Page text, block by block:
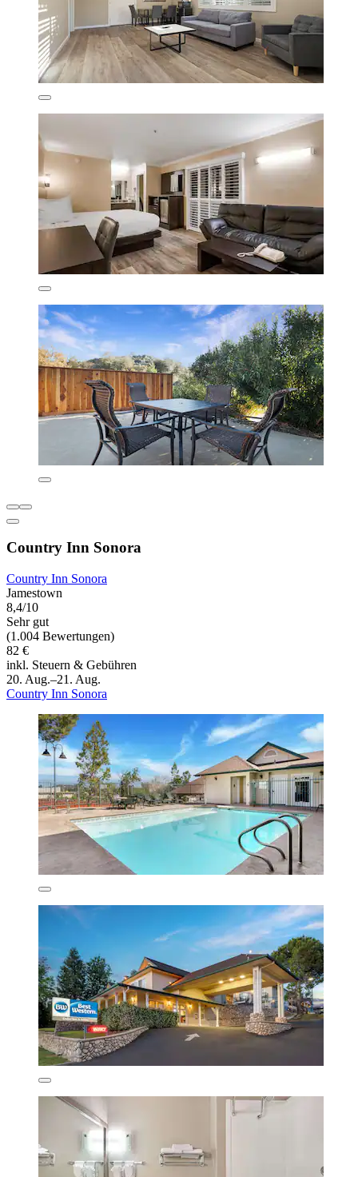
Country Inn Sonora
Country Inn Sonora
Jamestown
8,4/10
Sehr gut
(1.004 Bewertungen)
82 €
inkl. Steuern & Gebühren
20. Aug.–21. Aug.
Country Inn Sonora